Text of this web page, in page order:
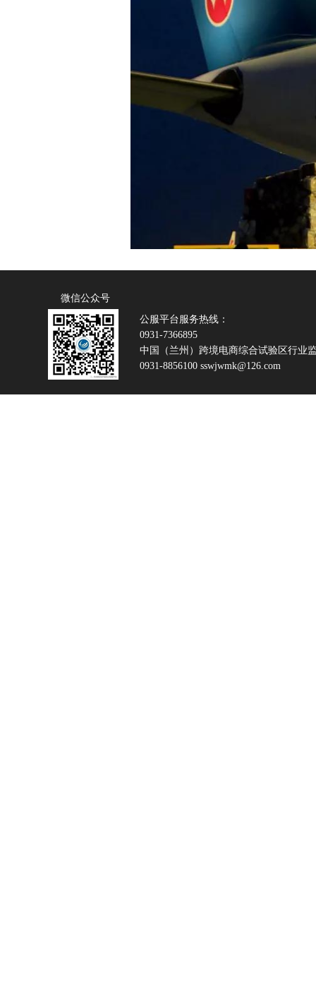
微信公众号
公服平台服务热线：
0931-7366895
中国（兰州）跨境电商综合试验区行业
0931-8856100 sswjwmk@126.com